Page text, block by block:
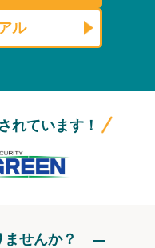
ル
れています！
せんか？